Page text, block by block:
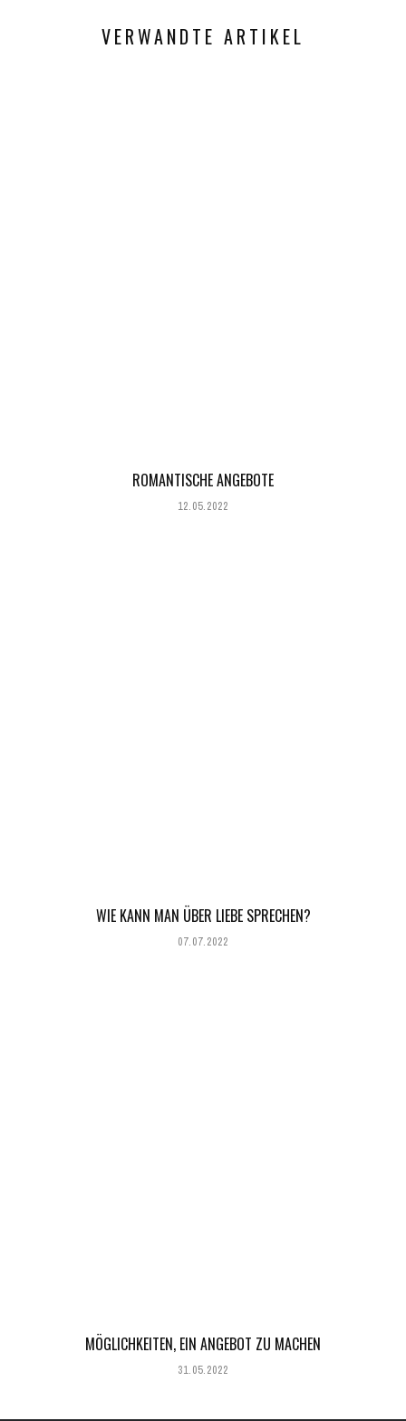
VERWANDTE ARTIKEL
ROMANTISCHE ANGEBOTE
12.05.2022
WIE KANN MAN ÜBER LIEBE SPRECHEN?
07.07.2022
MÖGLICHKEITEN, EIN ANGEBOT ZU MACHEN
31.05.2022